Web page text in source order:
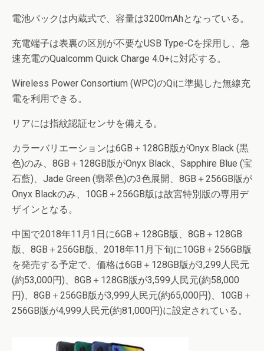
電池パックは内蔵式で、容量は3200mAhとなっている。
充電端子は表裏の区別が不要なUSB Type-Cを採用し、急
速充電のQualcomm Quick Charge 4.0+に対応する。
Wireless Power Consortium (WPC)のQiに準拠した無線充
電を利用できる。
リアには指紋認証センサを備える。
カラーバリエーションは6GB＋128GB版がOnyx Black (黒
色)のみ、8GB＋128GB版がOnyx Black、Sapphire Blue (宝
石藍)、Jade Green (翡翠色)の3色展開、8GB＋256GB版が
Onyx Blackのみ、10GB＋256GB版は故宮特別版の専用デ
ザインとなる。
中国で2018年11月1日に6GB＋128GB版、8GB＋128GB
版、8GB＋256GB版、2018年11月下旬に10GB＋256GB版
を発売する予定で、価格は6GB＋128GB版が3,299人民元
(約53,000円)、8GB＋128GB版が3,599人民元(約58,000
円)、8GB＋256GB版が3,999人民元(約65,000円)、10GB＋
256GB版が4,999人民元(約81,000円)に設定されている。